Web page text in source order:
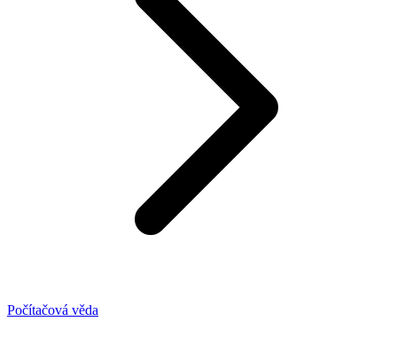
Počítačová věda